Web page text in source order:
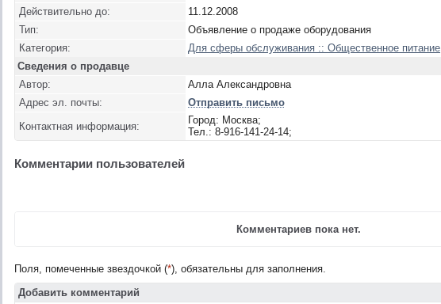
Действительно до:
11.12.2008
Тип:
Объявление о продаже оборудования
Категория:
Для сферы обслуживания :: Общественное питание
Сведения о продавце
Автор:
Алла Александровна
Адрес эл. почты:
Отправить письмо
Контактная информация:
Город: Москва;
Тел.: 8-916-141-24-14;
Комментарии пользователей
Комментариев пока нет.
Поля, помеченные звездочкой (*), обязательны для заполнения.
Добавить комментарий